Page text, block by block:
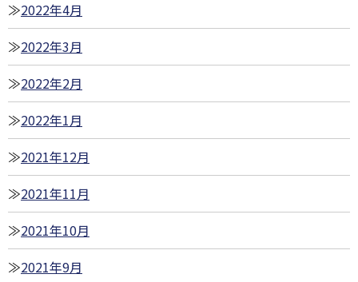
2022年4月
2022年3月
2022年2月
2022年1月
2021年12月
2021年11月
2021年10月
2021年9月